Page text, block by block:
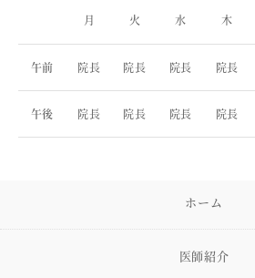
月 火 水 木
午前 院長 院長 院長 院長
午後 院長 院長 院長 院長
ホーム
医師紹介